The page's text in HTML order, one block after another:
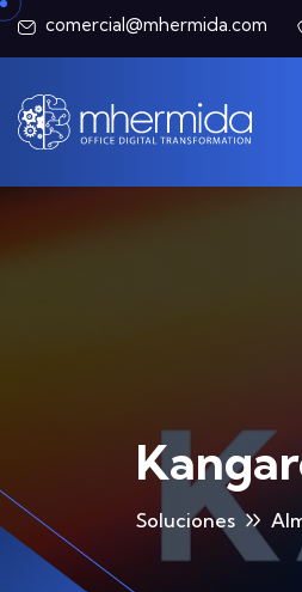
comercial@mhermida.com
Soluciones